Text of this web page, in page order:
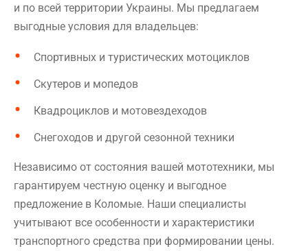
и по всей территории Украины. Мы предлагаем
выгодные условия для владельцев:
Спортивных и туристических мотоциклов
Скутеров и мопедов
Квадроциклов и мотовездеходов
Снегоходов и другой сезонной техники
Независимо от состояния вашей мототехники, мы
гарантируем честную оценку и выгодное
предложение в Коломые. Наши специалисты
учитывают все особенности и характеристики
транспортного средства при формировании цены.